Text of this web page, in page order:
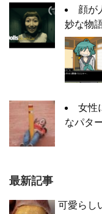
顔が
妙な物
女性
なパタ
最新記事
可愛らし